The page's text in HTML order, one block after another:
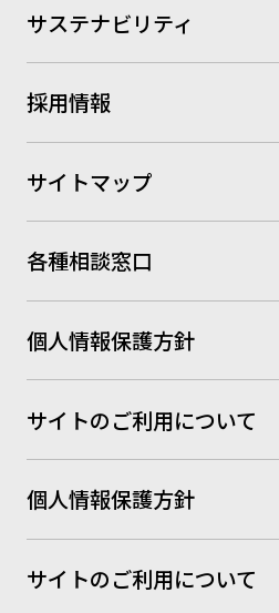
サステナビリティ
採用情報
サイトマップ
各種相談窓口
個人情報保護方針
サイトのご利用について
個人情報保護方針
サイトのご利用について